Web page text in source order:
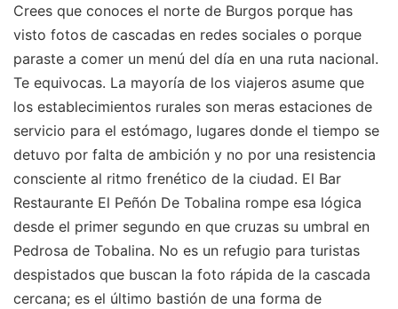
Crees que conoces el norte de Burgos porque has
visto fotos de cascadas en redes sociales o porque
paraste a comer un menú del día en una ruta nacional.
Te equivocas. La mayoría de los viajeros asume que
los establecimientos rurales son meras estaciones de
servicio para el estómago, lugares donde el tiempo se
detuvo por falta de ambición y no por una resistencia
consciente al ritmo frenético de la ciudad. El Bar
Restaurante El Peñón De Tobalina rompe esa lógica
desde el primer segundo en que cruzas su umbral en
Pedrosa de Tobalina. No es un refugio para turistas
despistados que buscan la foto rápida de la cascada
cercana; es el último bastión de una forma de